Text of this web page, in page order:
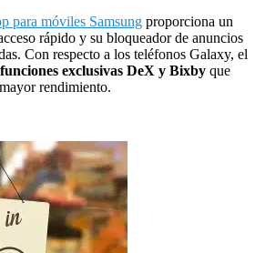
para móviles Samsung proporciona un
rápido y su bloqueador de anuncios
Con respecto a los teléfonos Galaxy, el
funciones exclusivas DeX y Bixby que
rendimiento.